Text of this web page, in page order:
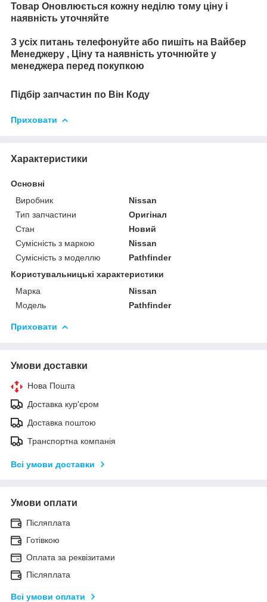
Товар Оновлюється кожну неділю тому ціну і
наявність уточняйте
З усіх питань телефонуйте або пишіть на Вайбер
Менеджеру , Ціну та наявність уточнюйте у
менеджера перед покупкою
Підбір запчастин по Він Коду
Приховати
Характеристики
Основні
Виробник
Nissan
Тип запчастини
Оригінал
Стан
Новий
Сумісність з маркою
Nissan
Сумісність з моделлю
Pathfinder
Користувальницькі характеристики
Марка
Nissan
Модель
Pathfinder
Приховати
Умови доставки
Нова Пошта
Доставка кур'єром
Доставка поштою
Транспортна компанія
Всі умови доставки
Умови оплати
Післяплата
Готівкою
Оплата за реквізитами
Післяплата
Всі умови оплати